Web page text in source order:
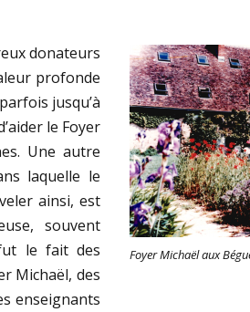
Foyer Michaël aux
donateurs
profonde
jusqu’à
le Foyer
Une autre
laquelle le
ainsi, est
souvent
le fait des
Michaël, des
enseignants